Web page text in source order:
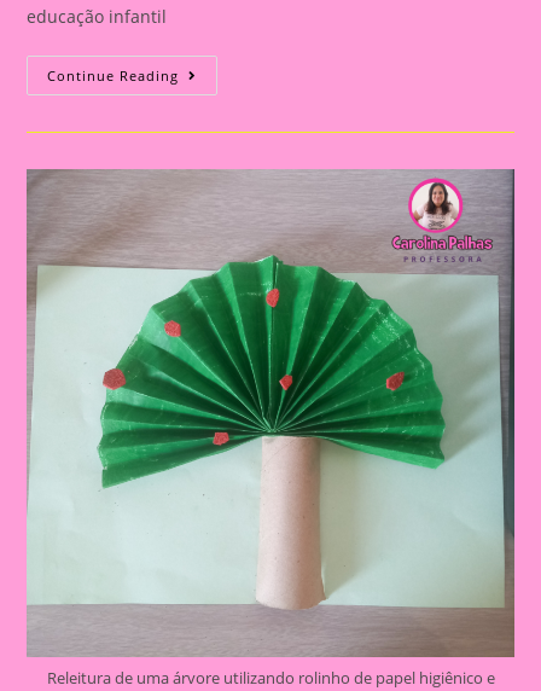
educação infantil
Continue Reading Atividade
Meio
Releitura de uma árvore utilizando rolinho de papel higiênico e